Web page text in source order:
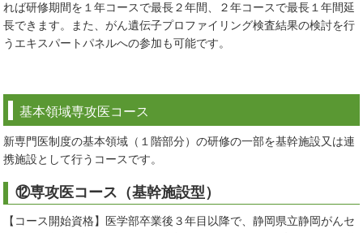
れば研修期間を１年コースで最長２年間、２年コースで最長１年間延
長できます。また、がん遺伝子プロファイリング検査結果の検討を行
うエキスパートパネルへの参加も可能です。
基本領域専攻医コース
新専門医制度の基本領域（１階部分）の研修の一部を基幹施設又は連
携施設として行うコースです。
⑫専攻医コース（基幹施設型）
【コース開始資格】医学部卒業後３年目以降で、静岡県立静岡がんセ